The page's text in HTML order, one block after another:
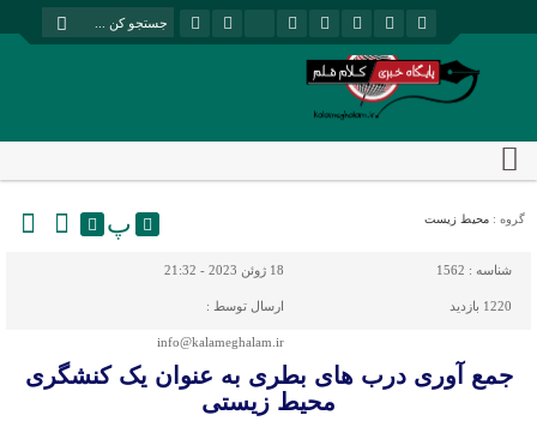
گروه : محیط زیست پ
شناسه : 1562 18 ژوئن 2023 - 21:32
1220 بازدید ارسال توسط :
info@kalameghalam.ir
جمع آوری درب های بطری به عنوان یک کنشگری
محیط زیستی